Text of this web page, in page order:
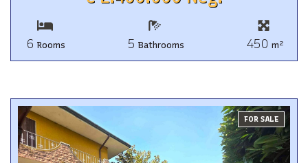
6 Rooms 5 Bathrooms 450 m2
FOR SALE